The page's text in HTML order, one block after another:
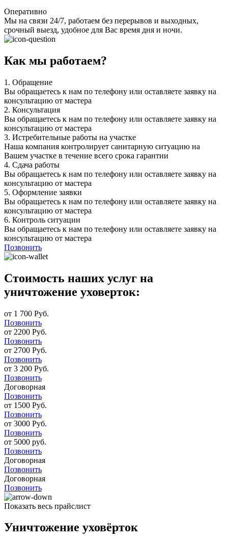
Оперативно
Мы на связи 24/7, работаем без перерывов и выходных,
срочный выезд, удобное для Вас время дня и ночи.
Как мы работаем?
1. Обращение
Вы обращаетесь к нам по телефону или оставляете заявку на
консультацию от мастера
2. Консультация
Вы обращаетесь к нам по телефону или оставляете заявку на
консультацию от мастера
3. Истребительные работы на участке
Наша компания контролирует санитарную ситуацию на
Вашем участке в течение всего срока гарантии
4. Сдача работы
Вы обращаетесь к нам по телефону или оставляете заявку на
консультацию от мастера
5. Оформление заявки
Вы обращаетесь к нам по телефону или оставляете заявку на
консультацию от мастера
6. Контроль ситуации
Вы обращаетесь к нам по телефону или оставляете заявку на
консультацию от мастера
Позвонить
Стоимость наших услуг на
уничтожение уховерток:
от 1 700 Руб.
Позвонить
от 2200 Руб.
Позвонить
от 2700 Руб.
Позвонить
от 3 200 Руб.
Позвонить
Договорная
Позвонить
от 1500 Руб.
Позвонить
от 3000 Руб.
Позвонить
от 5000 руб.
Позвонить
Договорная
Позвонить
Договорная
Позвонить
Показать весь прайслист
Уничтожение уховёрток